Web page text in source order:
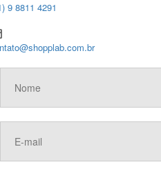
9 8811 4291